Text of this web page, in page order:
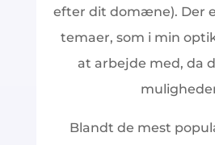
efter dit domæne). Der
temaer, som i min
at arbejde med, da
Blandt de mest